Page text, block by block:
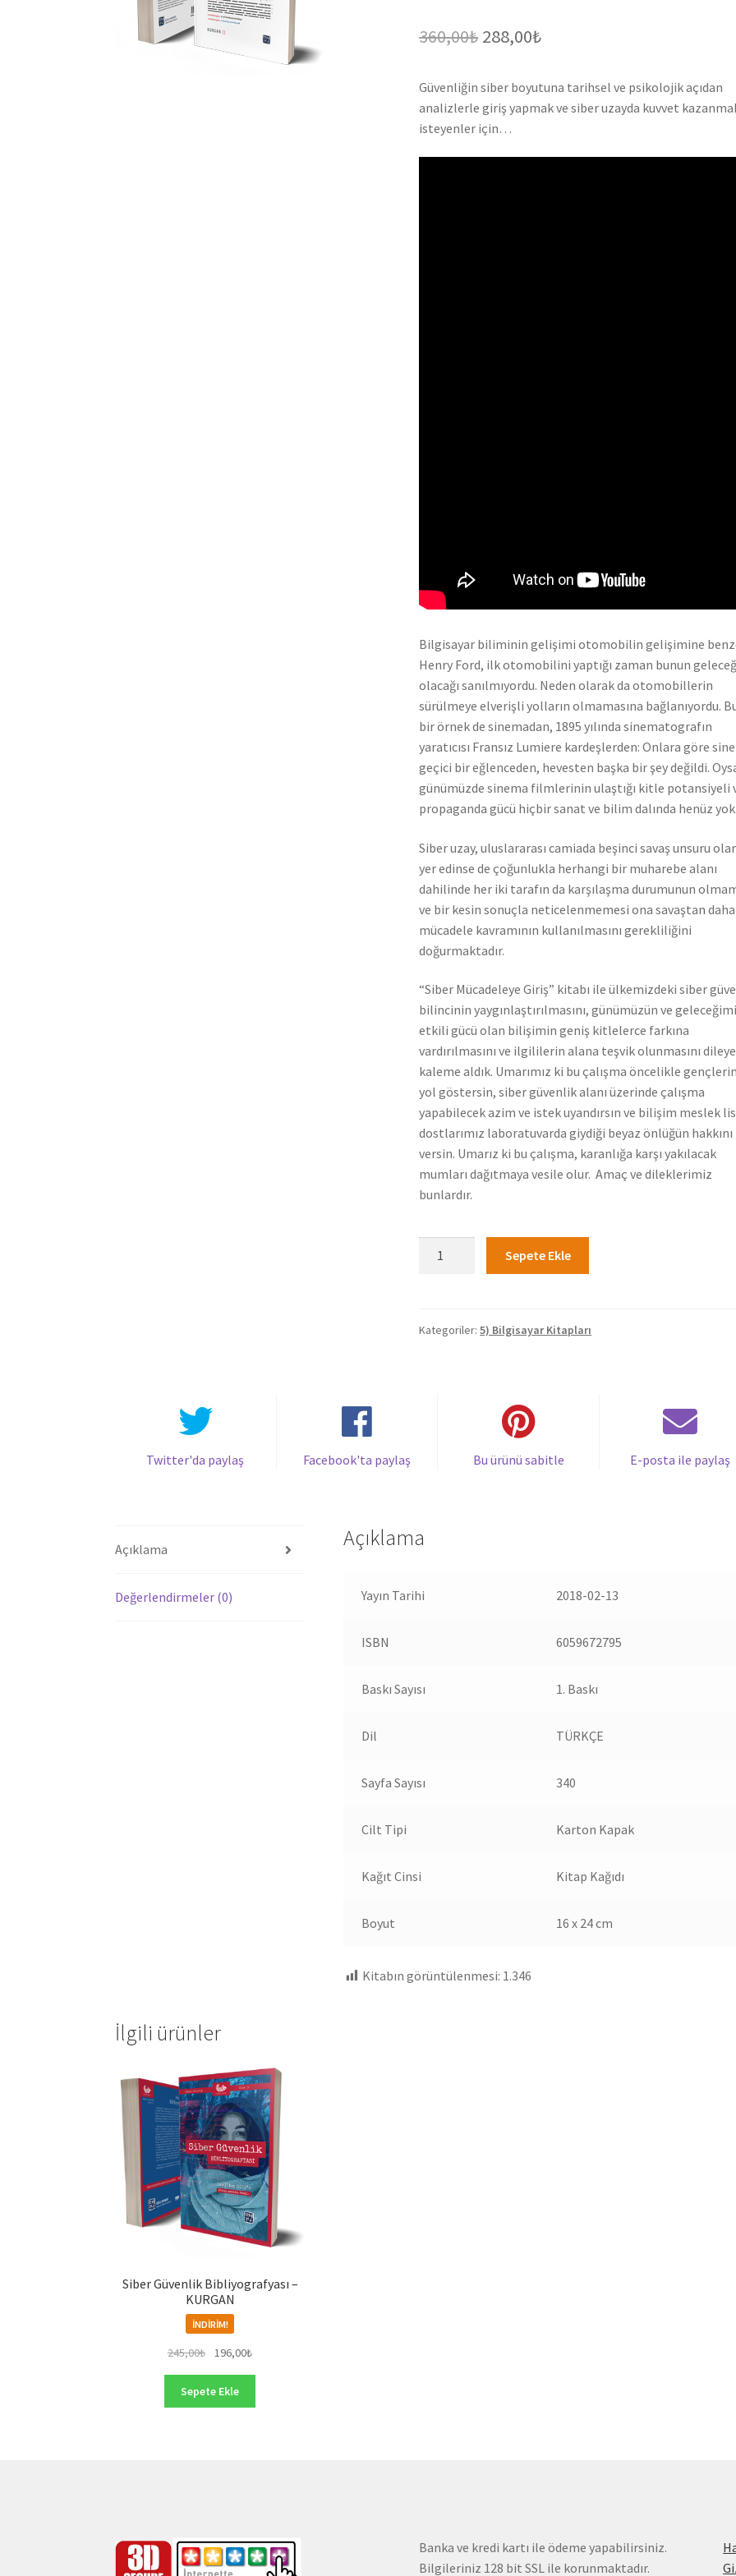
360,00₺ Orijinal
360,00₺.
288,00₺Şu
fiyat:
Güvenliğin siber boyutuna tarihsel ve psikolojik açıdan
analizlerle giriş yapmak ve siber uzayda kuvvet
isteyenler için…
Bilgisayar biliminin gelişimi otomobilin gelişimine
Henry Ford, ilk otomobilini yaptığı zaman bunun
olacağı sanılmıyordu. Neden olarak da otomobillerin
sürülmeye elverişli yolların olmamasına bağlanıyordu.
bir örnek de sinemadan, 1895 yılında sinematografın
yaratıcısı Fransız Lumiere kardeşlerden: Onlara göre
geçici bir eğlenceden, hevesten başka bir şey değildi.
günümüzde sinema filmlerinin ulaştığı kitle potansiyeli
propaganda gücü hiçbir sanat ve bilim dalında henüz
Siber uzay, uluslararası camiada beşinci savaş unsuru
yer edinse de çoğunlukla herhangi bir muharebe alanı
dahilinde her iki tarafın da karşılaşma durumunun
ve bir kesin sonuçla neticelenmemesi ona savaştan
mücadele kavramının kullanılmasını gerekliliğini
doğurmaktadır.
“Siber Mücadeleye Giriş” kitabı ile ülkemizdeki siber
bilincinin yaygınlaştırılmasını, günümüzün ve
etkili gücü olan bilişimin geniş kitlelerce farkına
vardırılmasını ve ilgililerin alana teşvik olunmasını
kaleme aldık. Umarımız ki bu çalışma öncelikle
yol göstersin, siber güvenlik alanı üzerinde çalışma
yapabilecek azim ve istek uyandırsın ve bilişim meslek
dostlarımız laboratuvarda giydiği beyaz önlüğün hakkını
versin. Umarız ki bu çalışma, karanlığa karşı yakılacak
mumları dağıtmaya vesile olur. Amaç ve dileklerimiz
bunlardır.
Kurgan
Sepete Ekle
Kategoriler:5) Bilgisayar Kitapları
Twitter'da paylaş Facebook'ta paylaş Bu ürünü sabitle E-posta ile paylaş
Açıklama
Değerlendirmeler (0)
Açıklama
Yayın Tarihi 2018-02-13
ISBN 6059672795
Baskı Sayısı 1. Baskı
Dil TÜRKÇE
Sayfa Sayısı 340
Cilt Tipi Karton Kapak
Kağıt Cinsi Kitap Kağıdı
Boyut 16 x 24 cm
Kitabın görüntülenmesi: 1.346
İlgili ürünler
Siber Güvenlik Bibliyografyası –
KURGAN
İNDIRIM!
245,00₺
Orijinal
245,00₺.
196,00₺Şu
196,00₺.
Sepete Ekle
Banka ve kredi kartı ile ödeme yapabilirsiniz.
Bilgileriniz 128 bit SSL ile korunmaktadır.